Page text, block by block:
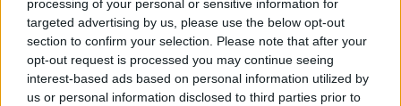
processing of your personal or sensitive information for
targeted advertising by us, please use the below opt-out
section to confirm your selection. Please note that after your
opt-out request is processed you may continue seeing
interest-based ads based on personal information utilized by
us or personal information disclosed to third parties prior to
elleni irányelvből pedig nincs kevés, 2018-ban épp
az 5. ilyet fogadta el az Unió, és ennek
eredményeképp 2021-ben a magyar
intézményrendszerbe is bekerült az úgynevezett
‘központi tényleges…